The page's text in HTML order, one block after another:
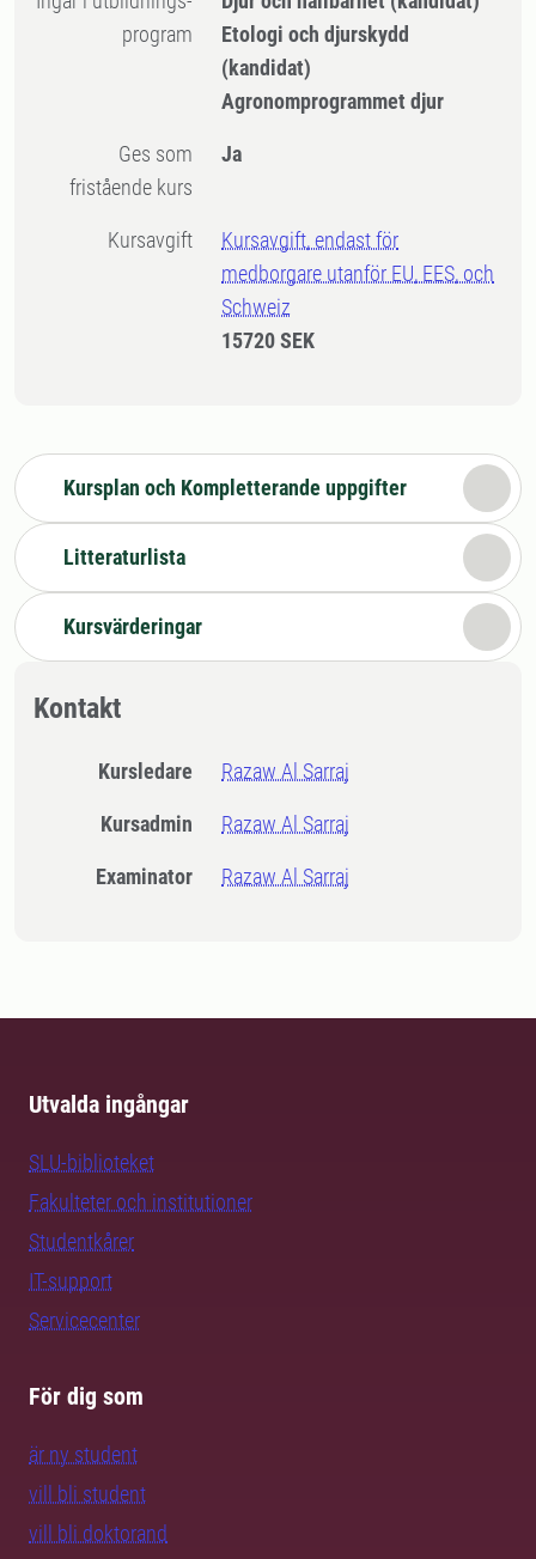
program
Etologi och djurskydd
(kandidat)
Agronomprogrammet djur
Ges som
fristående kurs
Ja
Kursavgift
Kursavgift, endast för
medborgare utanför EU, EES, och
Schweiz
15720 SEK
Kursplan och Kompletterande uppgifter
Litteraturlista
Kursvärderingar
Kontakt
Kursledare Razaw Al Sarraj
Kursadmin Razaw Al Sarraj
Examinator Razaw Al Sarraj
Utvalda ingångar
SLU-biblioteket
Fakulteter och institutioner
Studentkårer
IT-support
Servicecenter
För dig som
är ny student
vill bli student
vill bli doktorand